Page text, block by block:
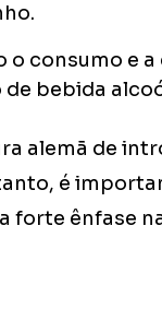
o consumo e
bebida
alemã de
é
forte ênfase